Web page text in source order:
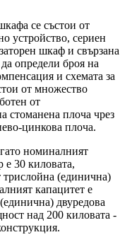
се състои от
устройство, сериен
шкаф и свързана
определи броя на
и схемата за
от множество
от
стоманена плоча чрез
цинкова плоча.
номиналният
е 30 киловата,
трислойна (единична)
капацитет е
двуредова
над 200 киловата -